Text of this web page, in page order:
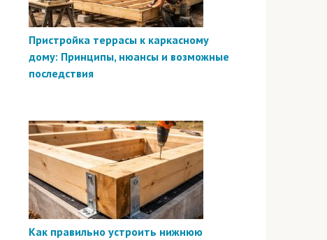
Пристройка террасы к каркасному
дому: Принципы, нюансы и возможные
последствия
Как правильно устроить нижнюю